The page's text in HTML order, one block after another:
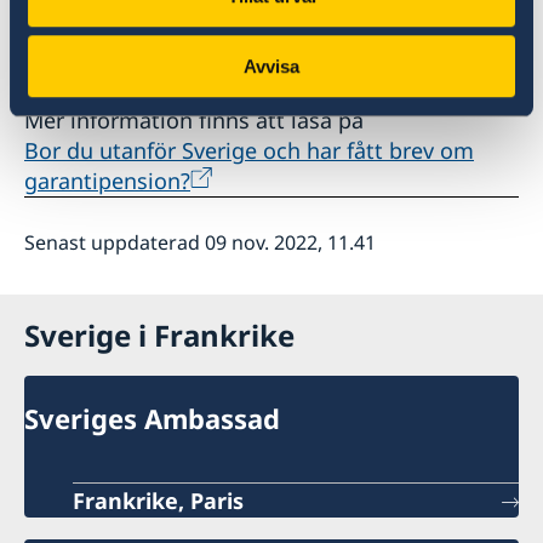
Avvisa
uppgifter som visar att du bor i annat land än
Mer information finns att läsa på
Bor du utanför Sverige och har fått brev om
garantipension?
Senast uppdaterad 09 nov. 2022, 11.41
Sverige i Frankrike
Sveriges Ambassad
Frankrike, Paris